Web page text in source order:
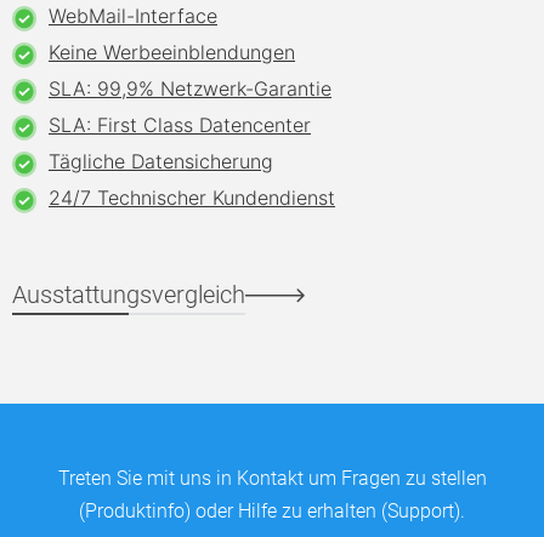
WebMail-Interface
Keine Werbeeinblendungen
SLA: 99,9% Netzwerk-Garantie
SLA: First Class Datencenter
Tägliche Datensicherung
24/7 Technischer Kundendienst
Ausstattungsvergleich
Treten Sie mit uns in Kontakt um Fragen zu stellen
(Produktinfo) oder Hilfe zu erhalten (Support).